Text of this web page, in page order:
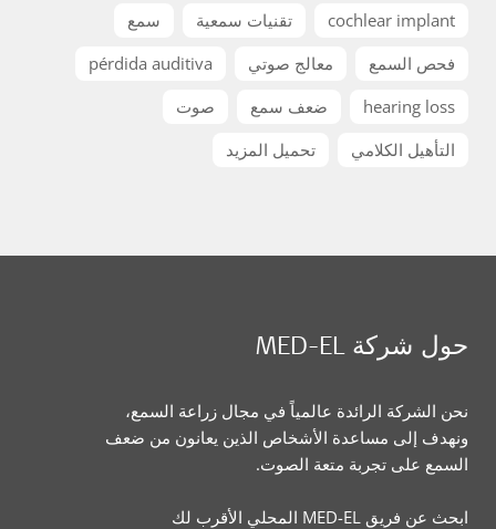
cochlear implant
تقنيات سمعية
سمع
فحص السمع
معالج صوتي
pérdida auditiva
hearing loss
ضعف سمع
صوت
التأهيل الكلامي
تحميل المزيد
حول شركة MED-EL
نحن الشركة الرائدة عالمياً في مجال زراعة السمع،
ونهدف إلى مساعدة الأشخاص الذين يعانون من ضعف
السمع على تجربة متعة الصوت.
ابحث عن فريق MED-EL المحلي الأقرب لك